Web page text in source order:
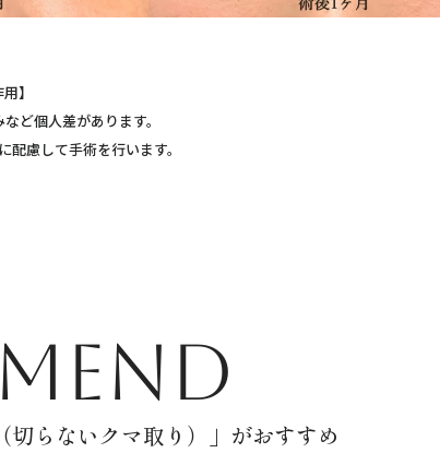
】
ど個人差があります。
慮して手術を行います。
らないクマ取り）」がおすすめ